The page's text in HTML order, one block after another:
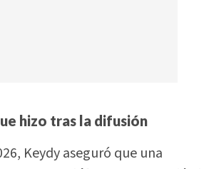
hizo tras la difusión
Keydy aseguró que una